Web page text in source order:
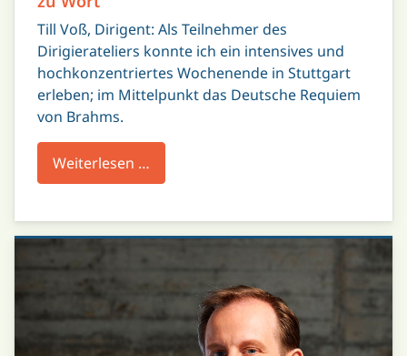
Till Voß, Dirigent: Als Teilnehmer des
Dirigierateliers konnte ich ein intensives und
hochkonzentriertes Wochenende in Stuttgart
erleben; im Mittelpunkt das Deutsche Requiem
von Brahms.
Weiterlesen …